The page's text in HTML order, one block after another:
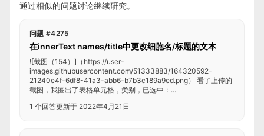
通过相似的问题讨论继续研究。
问题 #4275
在innerText names/title中更改细胞名/标题的文本
![截图（154）]（https://user-
images.githubusercontent.com/51333883/164320592-
21240e4f-6df8-41a3-abb6-b7b3c189a9ed.png） 看了上传的
截图，我圈出了表格单元格，类别，已选中：...
1 个回答更新于 2022年4月21日